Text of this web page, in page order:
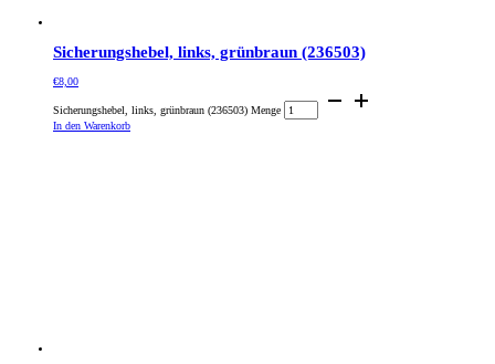
Sicherungshebel, links, grünbraun (236503)
€8,00
Sicherungshebel, links, grünbraun (236503) Menge
In den Warenkorb